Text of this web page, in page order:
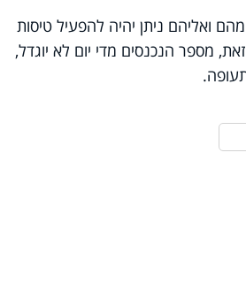
ואליהם ניתן יהיה להפעיל טיסות
מספר הנכנסים מדי יום לא יוגדל,